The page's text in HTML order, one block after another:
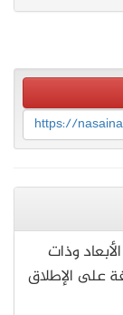
https://
وذات
على الإطلاق